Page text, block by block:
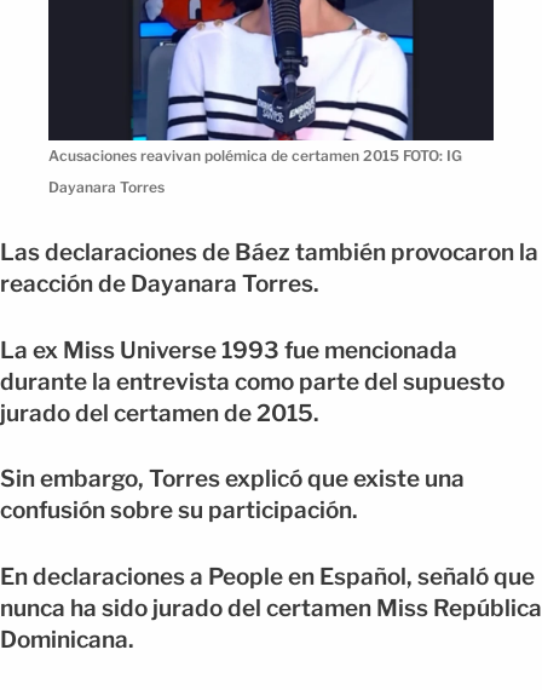
Acusaciones reavivan polémica de certamen 2015 FOTO: IG
Dayanara Torres
Las declaraciones de Báez también provocaron la
reacción de Dayanara Torres.
La ex Miss Universe 1993 fue mencionada
durante la entrevista como parte del supuesto
jurado del certamen de 2015.
Sin embargo, Torres explicó que existe una
confusión sobre su participación.
En declaraciones a People en Español, señaló que
nunca ha sido jurado del certamen Miss República
Dominicana.